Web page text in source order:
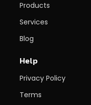
Products
Services
Blog
Help
Privacy Policy
Terms